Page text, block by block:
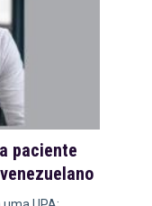
paciente